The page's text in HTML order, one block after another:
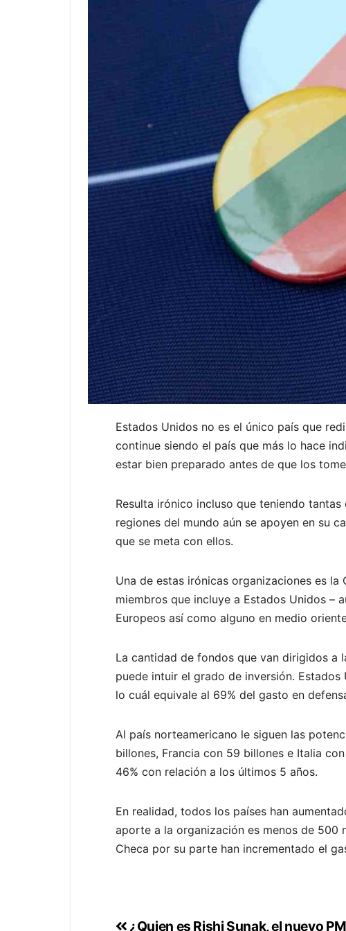
Estados Unidos no es el único país que
continue siendo el país que más lo hace
estar bien preparado antes de que los
Resulta irónico incluso que teniendo
regiones del mundo aún se apoyen en su
que se meta con ellos.
Una de estas irónicas organizaciones es
miembros que incluye a Estados Unidos –
Europeos así como alguno en medio
La cantidad de fondos que van dirigidos a
puede intuir el grado de inversión.
lo cuál equivale al 69% del gasto en
Al país norteamericano le siguen las
billones, Francia con 59 billones e Italia
46% con relación a los últimos 5 años.
En realidad, todos los países han
aporte a la organización es menos de 500
Checa por su parte han incrementado el
¿Quien es Rishi Sunak, el nuevo